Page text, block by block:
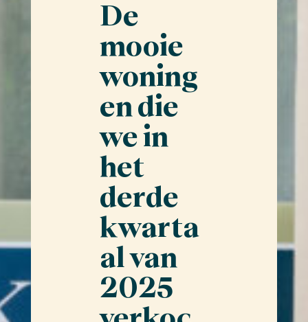
De
mooie
woning
en die
we in
het
derde
kwarta
al van
2025